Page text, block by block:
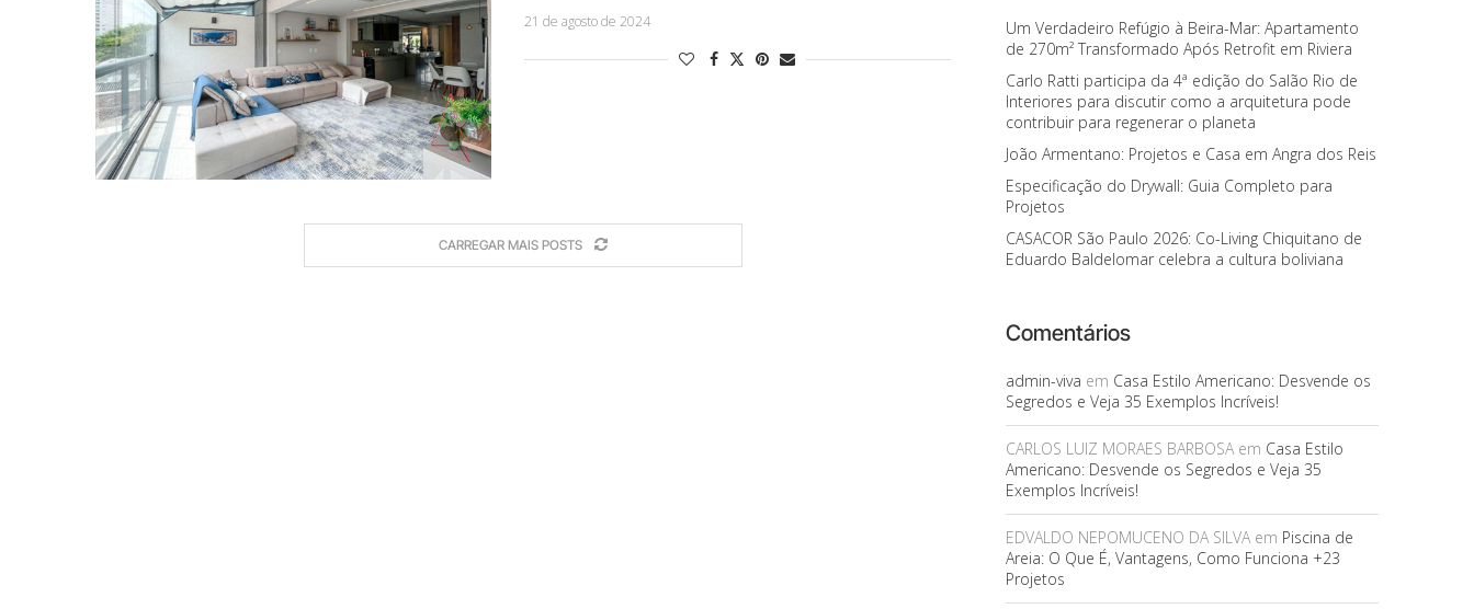
21 de agosto de 2024
CARREGAR MAIS POSTS
Um Verdadeiro Refúgio à Beira-Mar: Apartamento
de 270m² Transformado Após Retrofit em Riviera
Carlo Ratti participa da 4ª edição do Salão Rio de
Interiores para discutir como a arquitetura pode
contribuir para regenerar o planeta
João Armentano: Projetos e Casa em Angra dos Reis
Especificação do Drywall: Guia Completo para
Projetos
CASACOR São Paulo 2026: Co-Living Chiquitano de
Eduardo Baldelomar celebra a cultura boliviana
Comentários
admin-viva em Casa Estilo Americano: Desvende os
Segredos e Veja 35 Exemplos Incríveis!
CARLOS LUIZ MORAES BARBOSAem Casa Estilo
Americano: Desvende os Segredos e Veja 35
Exemplos Incríveis!
EDVALDO NEPOMUCENO DA SILVAem Piscina de
Areia: O Que É, Vantagens, Como Funciona +23
Projetos